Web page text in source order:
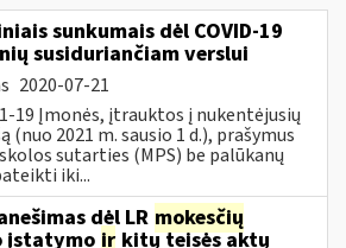
sunkumais dėl COVID-19
susiduriančiam verslui
2020-07-21
19 Įmonės, įtrauktos į nukentėjusių
(nuo 2021 m. sausio 1 d.), prašymus
sutarties (MPS) be palūkanų
iki...
dėl LR mokesčių
įstatymo ir kitų teisės aktų